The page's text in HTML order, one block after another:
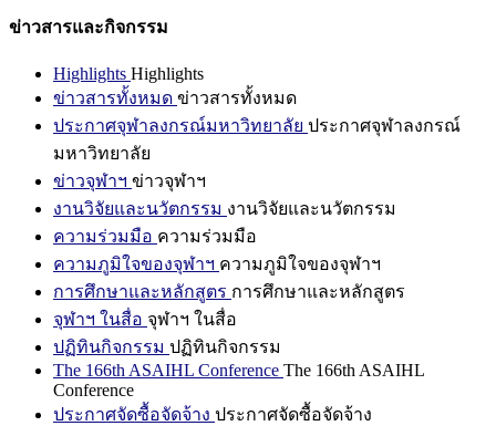
ข่าวสารและกิจกรรม
Highlights Highlights
ข่าวสารทั้งหมด ข่าวสารทั้งหมด
ประกาศจุฬาลงกรณ์มหาวิทยาลัย ประกาศจุฬาลงกรณ์
มหาวิทยาลัย
ข่าวจุฬาฯ ข่าวจุฬาฯ
งานวิจัยและนวัตกรรม งานวิจัยและนวัตกรรม
ความร่วมมือ ความร่วมมือ
ความภูมิใจของจุฬาฯ ความภูมิใจของจุฬาฯ
การศึกษาและหลักสูตร การศึกษาและหลักสูตร
จุฬาฯ ในสื่อ จุฬาฯ ในสื่อ
ปฏิทินกิจกรรม ปฏิทินกิจกรรม
The 166th ASAIHL Conference The 166th ASAIHL
Conference
ประกาศจัดซื้อจัดจ้าง ประกาศจัดซื้อจัดจ้าง